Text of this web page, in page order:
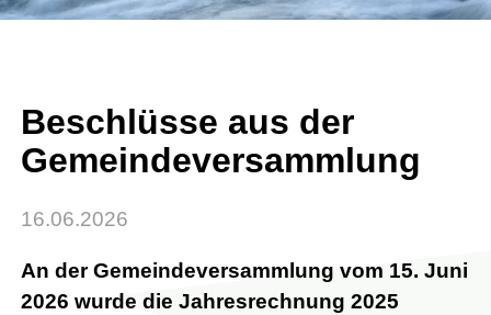
Beschlüsse aus der
Gemeindeversammlung
16.06.2026
An der Gemeindeversammlung vom 15. Juni
2026 wurde die Jahresrechnung 2025